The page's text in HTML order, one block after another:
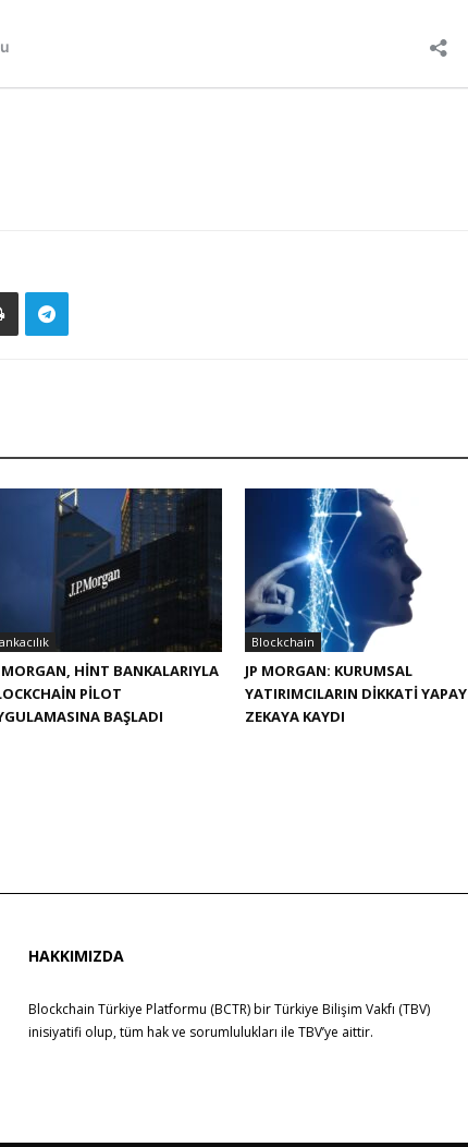
MORGAN, HINT BANKALARIYLA
PILOT
BAŞLADI
Blockchain
JP MORGAN: KURUMSAL
YATIRIMCILARIN DIKKATI YAPAY
ZEKAYA KAYDI
HAKKIMIZDA
Blockchain Türkiye Platformu (BCTR) birTürkiye Bilişim Vakfı (TBV)
inisiyatifi olup, tüm hak ve sorumlulukları ile TBV’ye aittir.